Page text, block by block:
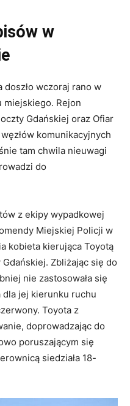
w
wczoraj rano w
miejskiego. Rejon
Gdańskiej oraz Ofiar
komunikacyjnych
tam chwila nieuwagi
do
z ekipy wypadkowej
Miejskiej Policji w
kobieta kierująca Toyotą
Zbliżając się do
nie zastosowała się
jej kierunku ruchu
Toyota z
doprowadzając do
poruszającym się
siedziała 18-